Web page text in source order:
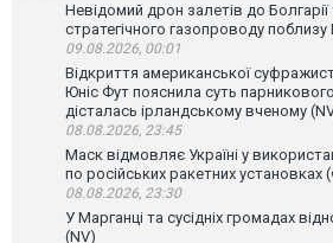
Невідомий дрон залетів до Болгарії
стратегічного газопроводу поблизу
09.08.2026, 00:01
Відкриття американської
Юніс Фут пояснила суть
дісталась ірландському вченому
08.08.2026, 23:45
Маск відмовляє Україні у
по російських ракетних установках
08.08.2026, 23:30
У Марганці та сусідніх громадах
(NV)